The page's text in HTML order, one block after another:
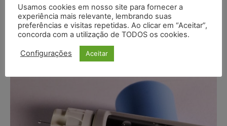
A empresa Lafarge Brasil S.A., que tem como uma das
atividades a fabricação de cimento, foi condenada a
pagar R$ 19.138,83 em um processo...
Usamos cookies em nosso site para fornecer a
experiência mais relevante, lembrando suas
preferências e visitas repetidas. Ao clicar em “Aceitar”,
concorda com a utilização de TODOS os cookies.
Configurações Aceitar